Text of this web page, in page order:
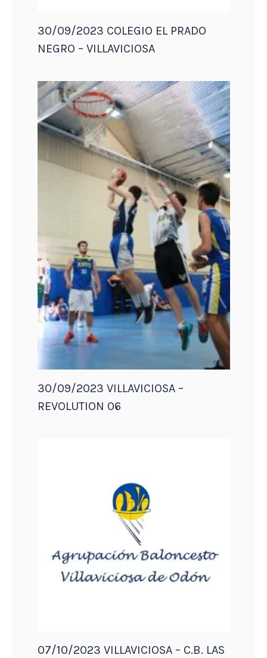
30/09/2023 COLEGIO EL PRADO
NEGRO – VILLAVICIOSA
30/09/2023 VILLAVICIOSA –
REVOLUTION 06
07/10/2023 VILLAVICIOSA – C.B. LAS